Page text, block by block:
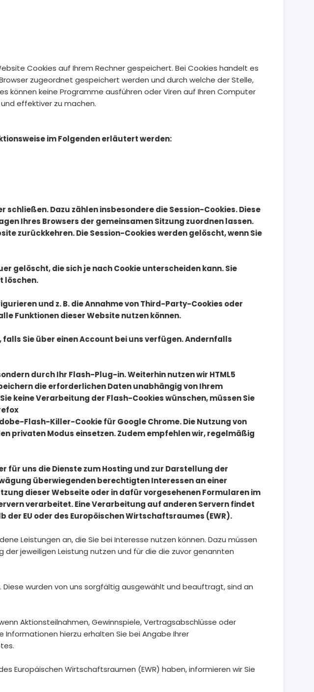
Cookies auf Ihrem Rechner gespeichert. Bei Cookies handelt es
zugeordnet gespeichert werden und durch welche der Stelle,
können keine Programme ausführen oder Viren auf Ihren Computer
effektiver zu machen.
im Folgenden erläutert werden:
Dazu zählen insbesondere die Session-Cookies. Diese
Ihres Browsers der gemeinsamen Sitzung zuordnen lassen.
zurückkehren. Die Session-Cookies werden gelöscht, wenn Sie
gelöscht, die sich je nach Cookie unterscheiden kann. Sie
löschen.
und z. B. die Annahme von Third-Party-Cookies oder
Funktionen dieser Website nutzen können.
Sie über einen Account bei uns verfügen. Andernfalls
durch Ihr Flash-Plug-in. Weiterhin nutzen wir HTML5
die erforderlichen Daten unabhängig von Ihrem
keine Verarbeitung der Flash-Cookies wünschen, müssen Sie
Flash-Killer-Cookie für Google Chrome. Die Nutzung von
privaten Modus einsetzen. Zudem empfehlen wir, regelmäßig
uns die Dienste zum Hosting und zur Darstellung der
überwiegenden berechtigten Interessen an einer
dieser Webseite oder in dafür vorgesehenen Formularen im
verarbeitet. Eine Verarbeitung auf anderen Servern findet
EU oder des Europöischen Wirtschaftsraumes (EWR).
Leistungen an, die Sie bei Interesse nutzen können. Dazu müssen
der jeweiligen Leistung nutzen und für die die zuvor genannten
wurden von uns sorgfältig ausgewählt und beauftragt, sind an
Aktionsteilnahmen, Gewinnspiele, Vertragsabschlüsse oder
hierzu erhalten Sie bei Angabe Ihrer
Europäischen Wirtschaftsraumen (EWR) haben, informieren wir Sie